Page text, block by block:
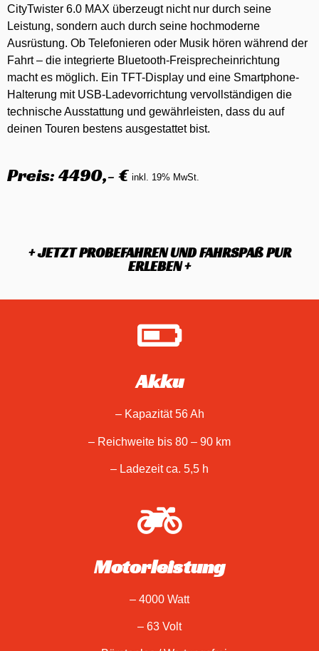
CityTwister 6.0 MAX überzeugt nicht nur durch seine
Leistung, sondern auch durch seine hochmoderne
Ausrüstung. Ob Telefonieren oder Musik hören während der
Fahrt – die integrierte Bluetooth-Freisprecheinrichtung
macht es möglich. Ein TFT-Display und eine Smartphone-
Halterung mit USB-Ladevorrichtung vervollständigen die
technische Ausstattung und gewährleisten, dass du auf
deinen Touren bestens ausgestattet bist.
Preis: 4490,- € inkl. 19% MwSt.
+ JETZT PROBEFAHREN UND FAHRSPAß PUR
ERLEBEN +
Akku
– Kapazität 56 Ah
– Reichweite bis 80 – 90 km
– Ladezeit ca. 5,5 h
Motorleistung
– 4000 Watt
– 63 Volt